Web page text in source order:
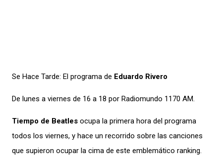
Se Hace Tarde: El programa de Eduardo Rivero
De lunes a viernes de 16 a 18 por Radiomundo 1170 AM.
Tiempo de Beatles ocupa la primera hora del programa
todos los viernes, y hace un recorrido sobre las canciones
que supieron ocupar la cima de este emblemático ranking.